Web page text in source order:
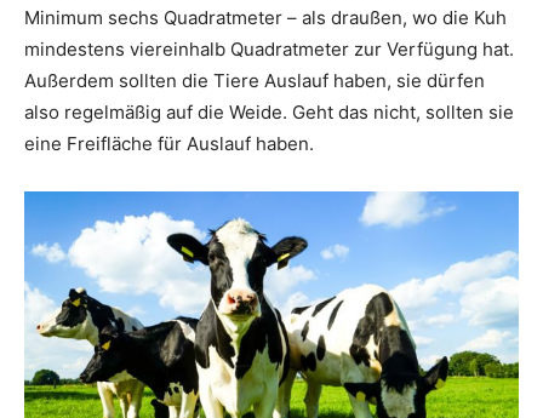
Minimum sechs Quadratmeter – als draußen, wo die Kuh
mindestens viereinhalb Quadratmeter zur Verfügung hat.
Außerdem sollten die Tiere Auslauf haben, sie dürfen
also regelmäßig auf die Weide. Geht das nicht, sollten sie
eine Freifläche für Auslauf haben.